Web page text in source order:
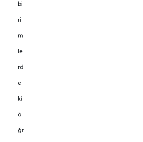
bi
ri
m
le
rd
e
ki
ö
ğr